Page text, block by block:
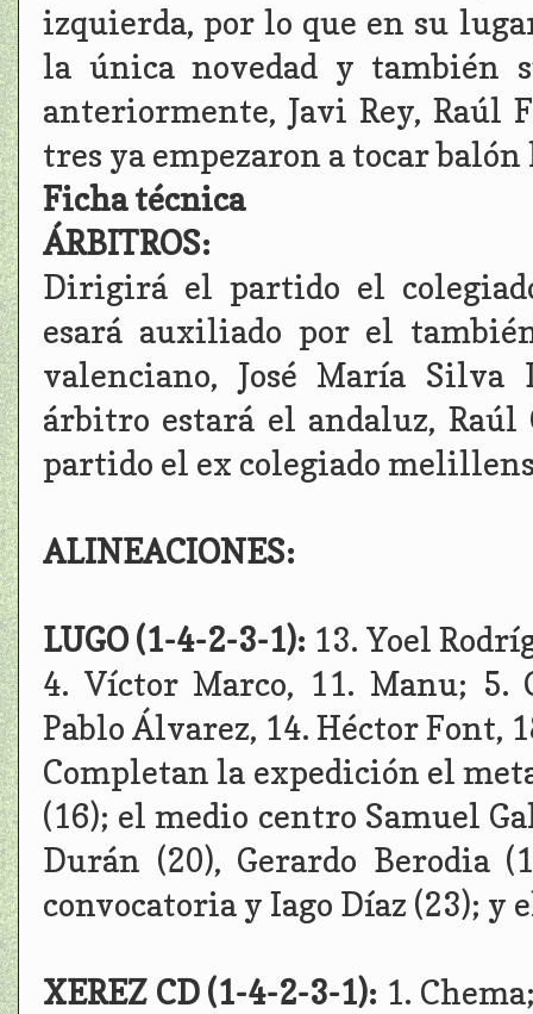
izquierda, por lo que en su
la única novedad y también
anteriormente, Javi Rey, Raúl
tres ya empezaron a tocar balón
Ficha técnica
ÁRBITROS:
Dirigirá el partido el
esará auxiliado por el
valenciano, José María
árbitro estará el andaluz, Raúl
partido el ex colegiado
ALINEACIONES:
LUGO (1-4-2-3-1): 13. Yoel
4. Víctor Marco, 11. Manu; 5.
Pablo Álvarez, 14. Héctor Font,
Completan la expedición el
(16); el medio centro Samuel
Durán (20), Gerardo Berodia
convocatoria y Iago Díaz (23); y
XEREZ CD (1-4-2-3-1): 1.